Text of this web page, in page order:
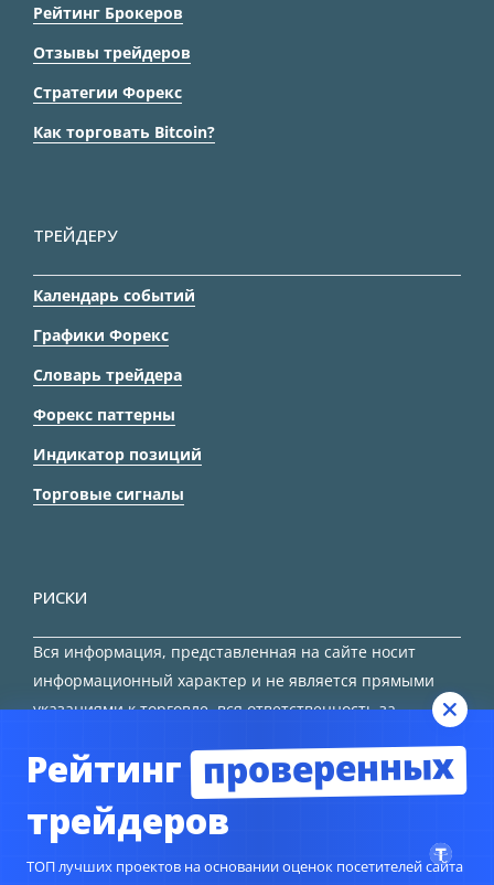
Рейтинг Брокеров
Отзывы трейдеров
Стратегии Форекс
Как торговать Bitcoin?
ТРЕЙДЕРУ
Календарь событий
Графики Форекс
Словарь трейдера
Форекс паттерны
Индикатор позиций
Торговые сигналы
РИСКИ
Вся информация, представленная на сайте носит
информационный характер и не является прямыми
указаниями к торговле, вся ответственность за
Рейтинг проверенных
трейдеров
ТОП лучших проектов на основании оценок посетителей сайта